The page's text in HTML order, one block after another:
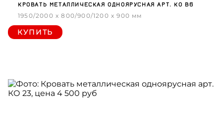
КРОВАТЬ МЕТАЛЛИЧЕСКАЯ ОДНОЯРУСНАЯ АРТ. КО В6
1950/2000 x 800/900/1200 x 900 мм
КУПИТЬ